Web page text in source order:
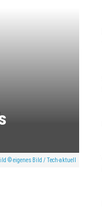
© eigenes Bild / Tech-aktuell